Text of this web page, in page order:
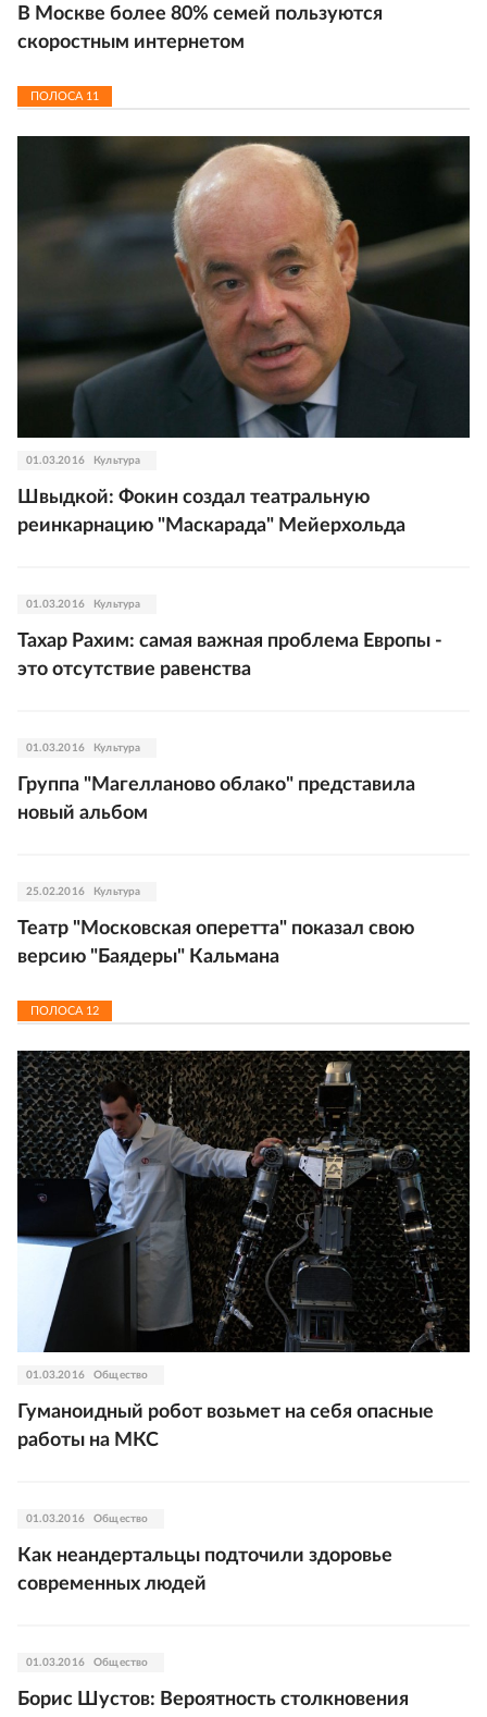
В Москве более 80% семей пользуются
скоростным интернетом
ПОЛОСА 11
01.03.2016 Культура
Швыдкой: Фокин создал театральную
реинкарнацию "Маскарада" Мейерхольда
01.03.2016 Культура
Тахар Рахим: самая важная проблема Европы -
это отсутствие равенства
01.03.2016 Культура
Группа "Магелланово облако" представила
новый альбом
25.02.2016 Культура
Театр "Московская оперетта" показал свою
версию "Баядеры" Кальмана
ПОЛОСА 12
01.03.2016 Общество
Гуманоидный робот возьмет на себя опасные
работы на МКС
01.03.2016 Общество
Как неандертальцы подточили здоровье
современных людей
01.03.2016 Общество
Борис Шустов: Вероятность столкновения